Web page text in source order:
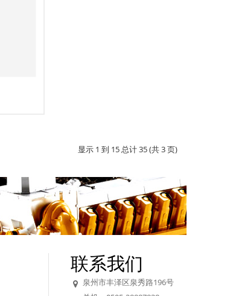
显示 1 到 15 总计 35 (共 3 页)
联系我们
泉州市丰泽区泉秀路196号